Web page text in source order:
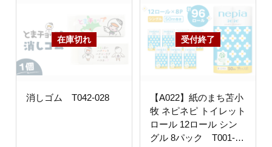
消しゴム T042-028
【A022】紙のまち苫小
牧 ネピネピ トイレット
ロール 12ロール シン
グル 8パック T001-